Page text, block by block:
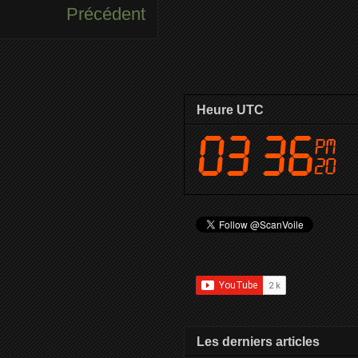
Précédent
Heure UTC
Les derniers articles